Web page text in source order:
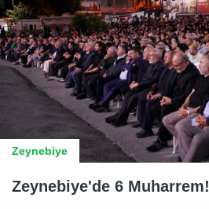
Zeynebiye
Zeynebiye'de 6 Muharrem!